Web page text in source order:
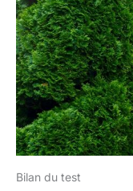
Bilan du test